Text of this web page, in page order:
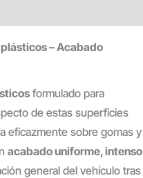
– Acabado
formulado para
de estas superficies
eficazmente sobre gomas y
acabado uniforme, intenso
general del vehículo tras